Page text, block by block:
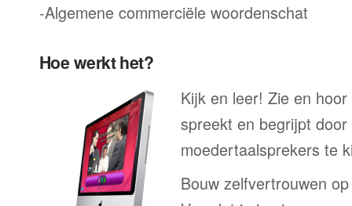
-Algemene commerciële woordenschat
Hoe werkt het?
Kijk en leer! Zie en
spreekt en begrijpt
moedertaalsprekers te
Bouw zelfvertrouwen